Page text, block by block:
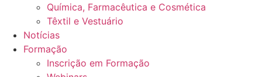
Química, Farmacêutica e Cosmética
Têxtil e Vestuário
Notícias
Formação
Inscrição em Formação